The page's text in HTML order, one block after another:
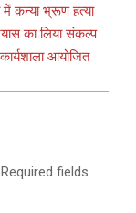
में कन्या भ्रूण हत्या
का लिया संकल्प
आयोजित
Required fields